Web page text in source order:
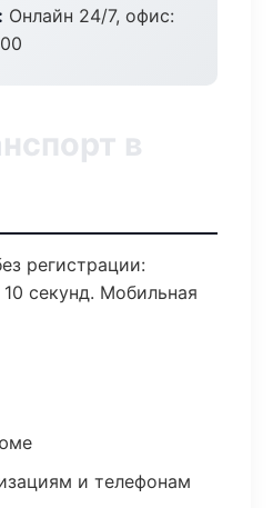
Онлайн 24/7, офис:
в
регистрации:
секунд. Мобильная
и телефонам